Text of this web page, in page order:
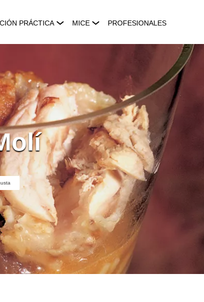
PRÁCTICA MICE PROFESIONALES